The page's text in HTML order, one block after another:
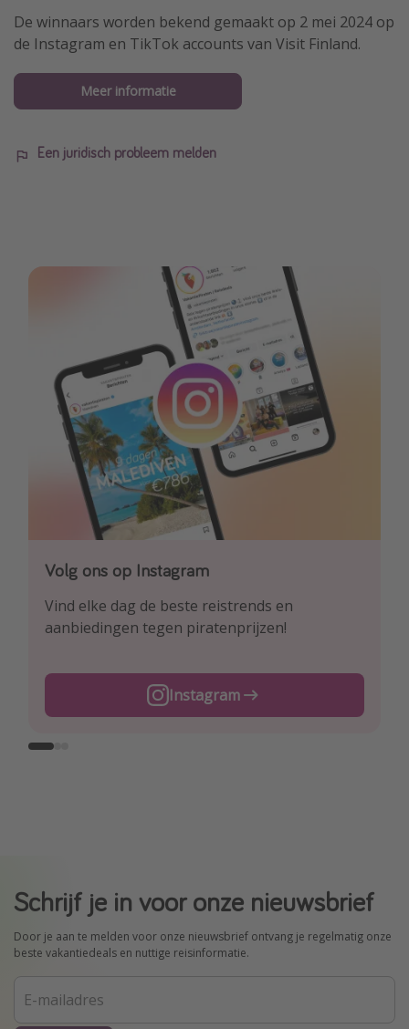
De winnaars worden bekend gemaakt op 2 mei 2024 op
de Instagram en TikTok accounts van Visit Finland.
Meer informatie
Een juridisch probleem melden
Volg ons op Instagram
Vind elke dag de beste reistrends en
aanbiedingen tegen piratenprijzen!
Instagram
Volg ons op Facebook
Ontdek onze dagelijkse reis- en
vluchtaanbiedingen tegen piratenprijzen!
Facebook
Volg ons op TikTok
Voor de heetste deals en beste reis-hacks!
TikTok
Schrijf je in voor onze nieuwsbrief
Door je aan te melden voor onze nieuwsbrief ontvang je regelmatig onze
beste vakantiedeals en nuttige reisinformatie.